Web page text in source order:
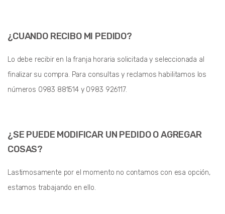
¿CUANDO RECIBO MI PEDIDO?
Lo debe recibir en la franja horaria solicitada y seleccionada al
finalizar su compra. Para consultas y reclamos habilitamos los
números 0983 881514 y 0983 926117.
¿SE PUEDE MODIFICAR UN PEDIDO O AGREGAR
COSAS?
Lastimosamente por el momento no contamos con esa opción,
estamos trabajando en ello.